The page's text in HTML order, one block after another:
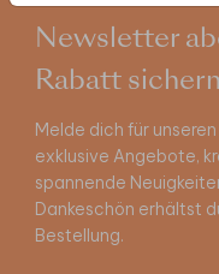
Newsletter
Rabatt sichern
Melde dich für
exklusive Angebote,
spannende
Dankeschön erhältst
Bestellung.